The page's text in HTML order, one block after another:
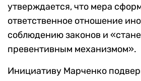
утверждается, что мера
ответственное отношение
соблюдению законов и
превентивным механизмом».
Инициативу Марченко